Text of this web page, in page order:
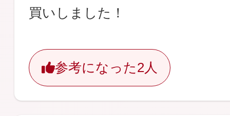
買いしました！
参考になった2人